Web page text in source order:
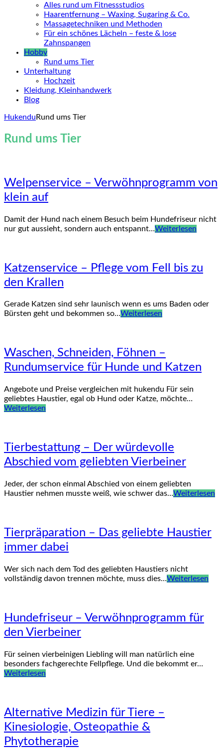
Alles rund um Fitnessstudios
Haarentfernung – Waxing, Sugaring & Co.
Massagetechniken und Methoden
Für ein schönes Lächeln – feste & lose
Zahnspangen
Hobby
Rund ums Tier
Unterhaltung
Hochzeit
Kleidung, Kleinhandwerk
Blog
Hukendu Rund ums Tier
Rund ums Tier
Welpenservice – Verwöhnprogramm von
klein auf
Damit der Hund nach einem Besuch beim Hundefriseur nicht
nur gut aussieht, sondern auch entspannt…Weiterlesen
Katzenservice – Pflege vom Fell bis zu
den Krallen
Gerade Katzen sind sehr launisch wenn es ums Baden oder
Bürsten geht und bekommen so…Weiterlesen
Waschen, Schneiden, Föhnen –
Rundumservice für Hunde und Katzen
Angebote und Preise vergleichen mit hukendu Für sein
geliebtes Haustier, egal ob Hund oder Katze, möchte…
Weiterlesen
Tierbestattung – Der würdevolle
Abschied vom geliebten Vierbeiner
Jeder, der schon einmal Abschied von einem geliebten
Haustier nehmen musste weiß, wie schwer das…Weiterlesen
Tierpräparation – Das geliebte Haustier
immer dabei
Wer sich nach dem Tod des geliebten Haustiers nicht
vollständig davon trennen möchte, muss dies…Weiterlesen
Hundefriseur – Verwöhnprogramm für
den Vierbeiner
Für seinen vierbeinigen Liebling will man natürlich eine
besonders fachgerechte Fellpflege. Und die bekommt er…
Weiterlesen
Alternative Medizin für Tiere –
Kinesiologie, Osteopathie &
Phytotherapie